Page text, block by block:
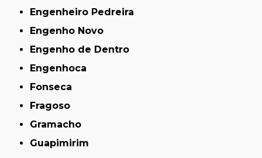
Engenheiro Pedreira
Engenho Novo
Engenho de Dentro
Engenhoca
Fonseca
Fragoso
Gramacho
Guapimirim